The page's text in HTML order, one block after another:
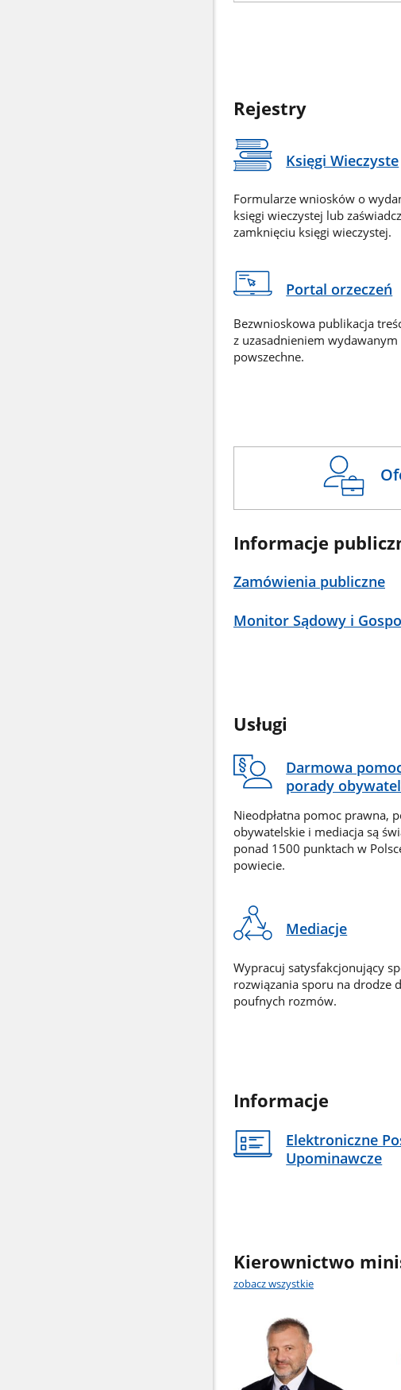
Rejestry
Księgi Wieczyste
Formularze wniosków o
księgi wieczystej lub
zamknięciu księgi wieczystej.
Portal orzeczeń
Bezwnioskowa publikacja
z uzasadnieniem wydawanym
powszechne.
Informacje
Zamówienia publiczne
Monitor Sądowy i
Usługi
Darmowa
porady
Nieodpłatna pomoc prawna,
obywatelskie i mediacja są
ponad 1500 punktach w
powiecie.
Mediacje
Wypracuj satysfakcjonujący
rozwiązania sporu na drodze
poufnych rozmów.
Informacje
Elektroniczne
Upominawcze
Kierownictwo
zobacz wszystkie